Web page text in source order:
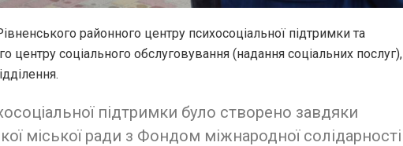
районного центру психосоціальної підтримки та
центру соціального обслуговування (надання соціальних послуг),
підтримки було створено завдяки
міської ради з Фондом міжнародної солідарності